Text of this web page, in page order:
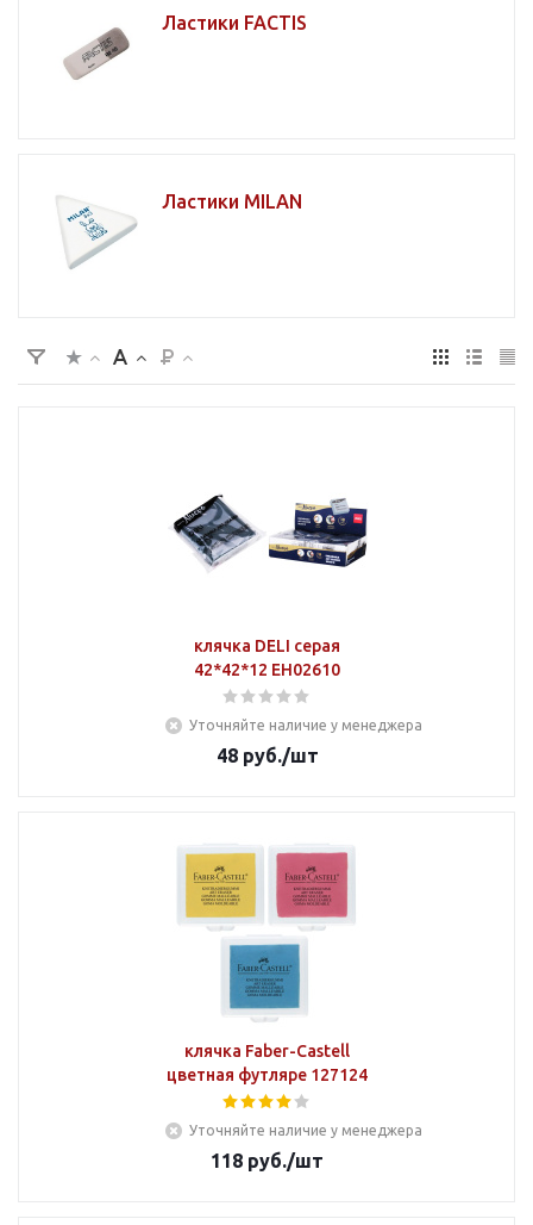
Ластики FACTIS
Ластики MILAN
клячка DELI серая
42*42*12 EH02610
Уточняйте наличие у менеджера
48руб./шт
клячка Faber-Castell
цветная футляре 127124
Уточняйте наличие у менеджера
118 руб./шт